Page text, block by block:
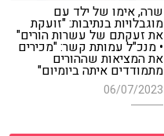
שרה, אימו של ילד עם
מוגבלויות בנתיבות: "זועקת
את זעקתם של עשרות הורים"
• מנכ"ל עמותת קשר: "מכירים
את המציאות שההורים
מתמודדים איתה ביומיום"
06/07/2023